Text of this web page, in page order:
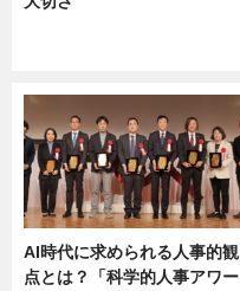
AI時代に求められる人事的観
点とは？「科学的人事アワー